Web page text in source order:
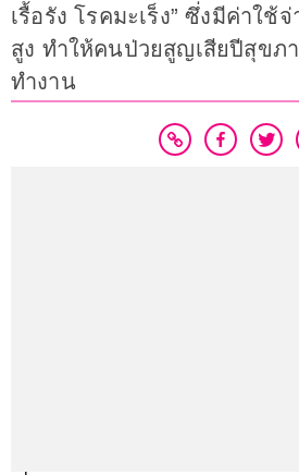
เรื้อรัง โรคมะเร็ง” ซึ่งมีค่าใช้
สูง ทำให้คนป่วยสูญเสียปีสุขภ
ทำงาน